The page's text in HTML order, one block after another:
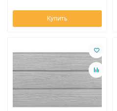
Купить